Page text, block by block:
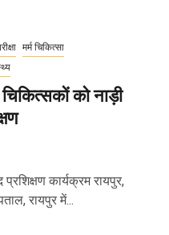
मर्म चिकित्सा
को नाड़ी
कार्यक्रम रायपुर,
रायपुर में...